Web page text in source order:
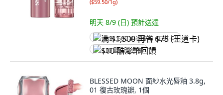
($59.50/1g)
明天 8/9 (日) 預計送達
满 $1,500 再省 $75 (王道卡)
$10 酷澎幣回饋
BLESSED MOON 面紗水光唇釉 3.8g,
01 復古玫瑰瓣, 1個